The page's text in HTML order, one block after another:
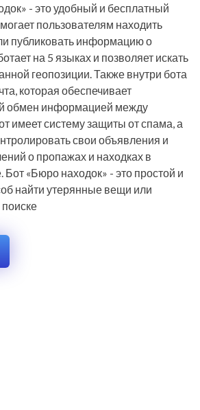
- это удобный и бесплатный
пользователям находить
публиковать информацию о
на 5 языках и позволяет искать
геопозиции. Также внутри бота
которая обеспечивает
обмен информацией между
имеет систему защиты от спама, а
свои объявления и
о пропажах и находках в
«Бюро находок» - это простой и
найти утерянные вещи или